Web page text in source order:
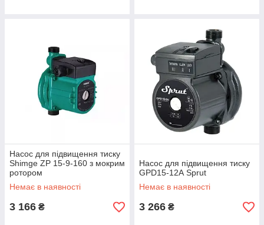
Насос для підвищення тиску
Shimge ZP 15-9-160 з мокрим
ротором
Немає в наявності
3 166 ₴
Насос для підвищення тиску
GPD15-12А Sprut
Немає в наявності
3 266 ₴